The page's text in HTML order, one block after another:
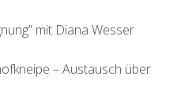
mit Diana Wesser
– Austausch über